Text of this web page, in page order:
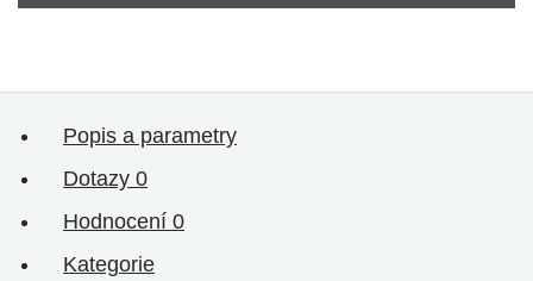
Popis a parametry
Dotazy 0
Hodnocení 0
Kategorie